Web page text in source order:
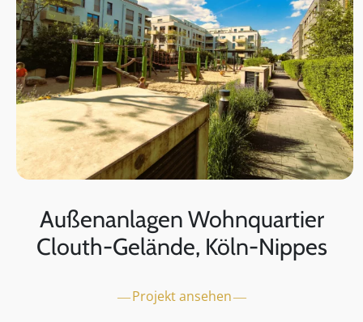
Außenanlagen Wohnquartier
Clouth-Gelände, Köln-Nippes
Projekt ansehen